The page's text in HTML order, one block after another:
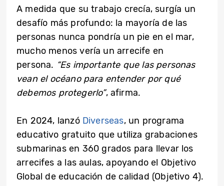
A medida que su trabajo crecía, surgía un
desafío más profundo: la mayoría de las
personas nunca pondría un pie en el mar,
mucho menos vería un arrecife en
persona. “Es importante que las personas
vean el océano para entender por qué
debemos protegerlo”, afirma.
En 2024, lanzó Diverseas, un programa
educativo gratuito que utiliza grabaciones
submarinas en 360 grados para llevar los
arrecifes a las aulas, apoyando el Objetivo
Global de educación de calidad (Objetivo 4).